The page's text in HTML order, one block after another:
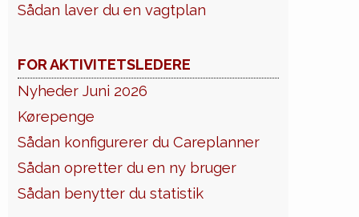
Sådan laver du en vagtplan
FOR AKTIVITETSLEDERE
Nyheder Juni 2026
Kørepenge
Sådan konfigurerer du Careplanner
Sådan opretter du en ny bruger
Sådan benytter du statistik